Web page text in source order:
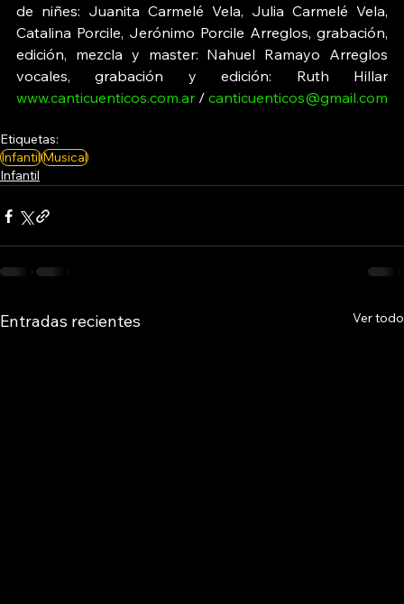
de niñes: Juanita Carmelé Vela, Julia Carmelé Vela,
Catalina Porcile, Jerónimo Porcile Arreglos, grabación,
edición, mezcla y master: Nahuel Ramayo Arreglos
vocales, grabación y edición: Ruth Hillar
www.canticuenticos.com.ar / canticuenticos@gmail.com
Etiquetas:
InfantilMusical
Infantil
Entradas recientes Ver todo